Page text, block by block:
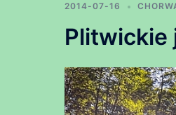
2014-07-16
Plitwickie